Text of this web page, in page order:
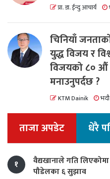
प्रा. डा. ईन्दु आचार्य
चिनियाँ
युद्ध विजय र
विजयको ८० औं
मनाउनुपर्दछ ?
KTM Dainik
ताजा अपडेट धेरै
१
वैद्यखानाले गति लिएकोमा
पौडेलका ६ सुझाव